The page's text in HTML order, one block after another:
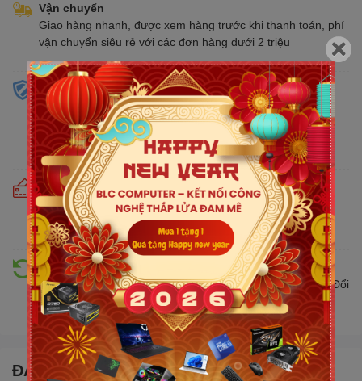
Vận chuyển
Giao hàng nhanh, được xem hàng trước khi thanh toán, phí
vận chuyển siêu rẻ với các đơn hàng dưới 2 triệu
Sản phẩm chính hãng
Cam kết bán hàng chính hãng phân phối tại Việt Nam,
chúng tôi tự hào là đại lý chính thức của tất cả các thương
hiệu kinh doanh sản phẩm CNTT trên thị trường
Cam kết giá tốt
Giá tốt hơn từ 10% - 30% so với thị trường. Liên tục cập
nhật giá mới nhất, cạnh tranh
Hỗ trợ đổi trả
Đổi trả hàng lên đến 30 ngày nếu có lỗi do nhà sản xuất. Đổi
trả hàng không cần lý do với mức phí ưu đãi
ĐẶC ĐIỂM NỔI BẬT